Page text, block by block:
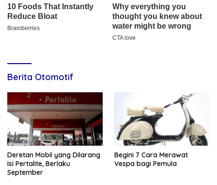
Berita Otomotif
Deretan Mobil yang Dilarang
Isi Pertalite, Berlaku
September
Begini 7 Cara Merawat
Vespa bagi Pemula